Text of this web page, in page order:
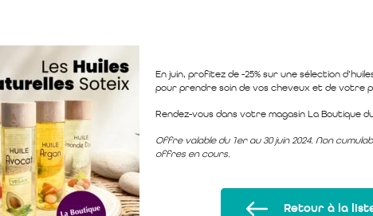
En juin, profitez de -25% sur une sélection
pour prendre soin de vos cheveux et de votre
Rendez-vous dans votre magasin La Boutique
Offre valable du 1er au 30 juin 2024. Non
offres en cours.
Retour à la